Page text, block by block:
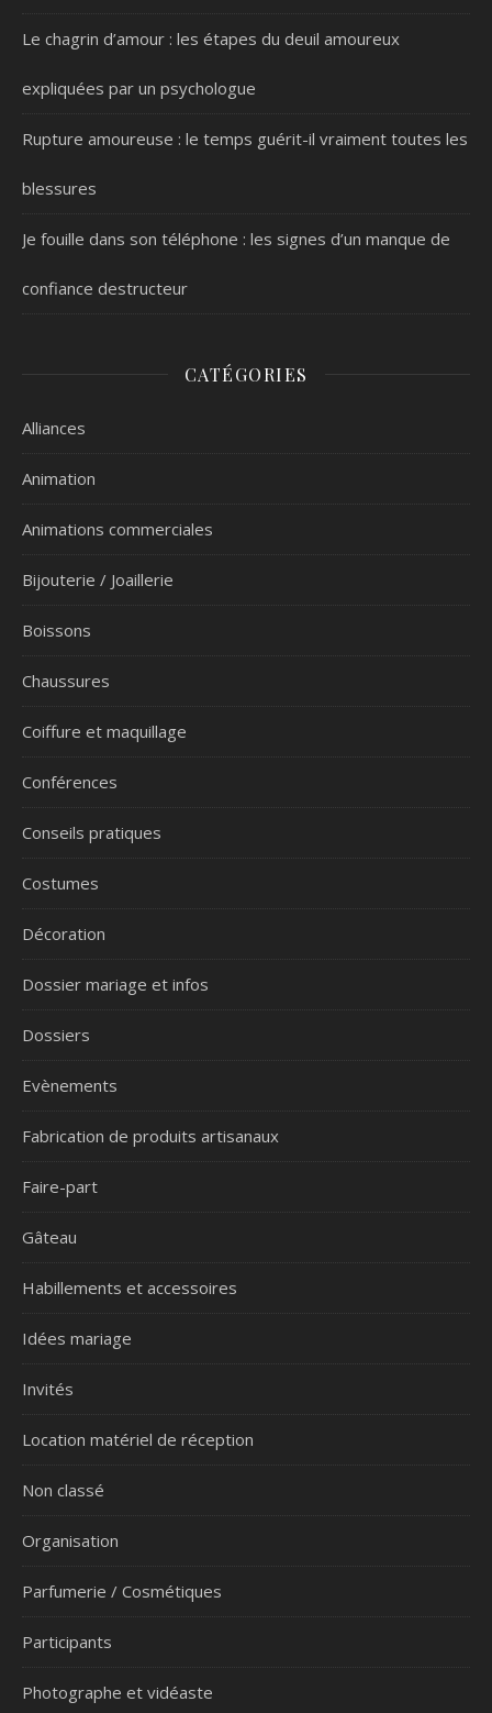
Le chagrin d’amour : les étapes du deuil amoureux
expliquées par un psychologue
Rupture amoureuse : le temps guérit-il vraiment toutes les
blessures
Je fouille dans son téléphone : les signes d’un manque de
confiance destructeur
CATÉGORIES
Alliances
Animation
Animations commerciales
Bijouterie / Joaillerie
Boissons
Chaussures
Coiffure et maquillage
Conférences
Conseils pratiques
Costumes
Décoration
Dossier mariage et infos
Dossiers
Evènements
Fabrication de produits artisanaux
Faire-part
Gâteau
Habillements et accessoires
Idées mariage
Invités
Location matériel de réception
Non classé
Organisation
Parfumerie / Cosmétiques
Participants
Photographe et vidéaste